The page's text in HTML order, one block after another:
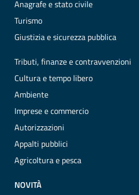
Anagrafe e stato civile
Turismo
Giustizia e sicurezza pubblica
Tributi, finanze e contravvenzioni
Cultura e tempo libero
Ambiente
Imprese e commercio
Autorizzazioni
Appalti pubblici
Agricoltura e pesca
NOVITÀ